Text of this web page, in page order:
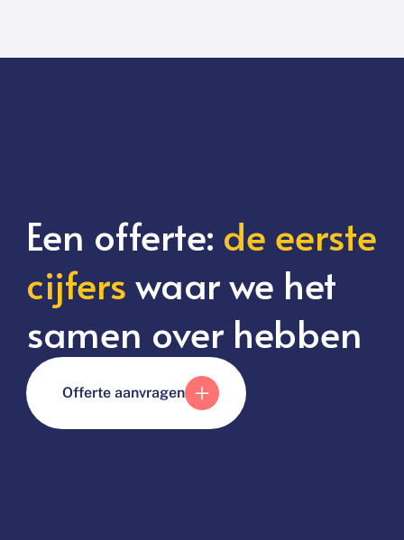
Een offerte: de eerste
cijferswaar we het
samen over hebben
Offerte aanvragen